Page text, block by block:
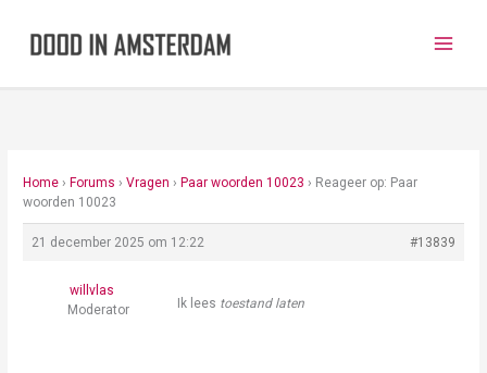
Home › Forums › Vragen › Paar woorden 10023 › Reageer op: Paar
woorden 10023
21 december 2025 om 12:22 #13839
willvlas
Moderator
Ik lees toestand laten